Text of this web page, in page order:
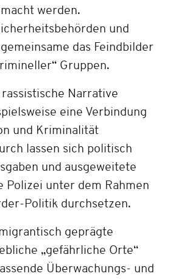
werden.
und
das Feindbilder
Gruppen.
Narrative
eine Verbindung
und Kriminalität
lassen sich politisch
und ausgeweitete
Polizei unter dem Rahmen
Politik durchsetzen.
geprägte
„gefährliche Orte“
Überwachungs- und